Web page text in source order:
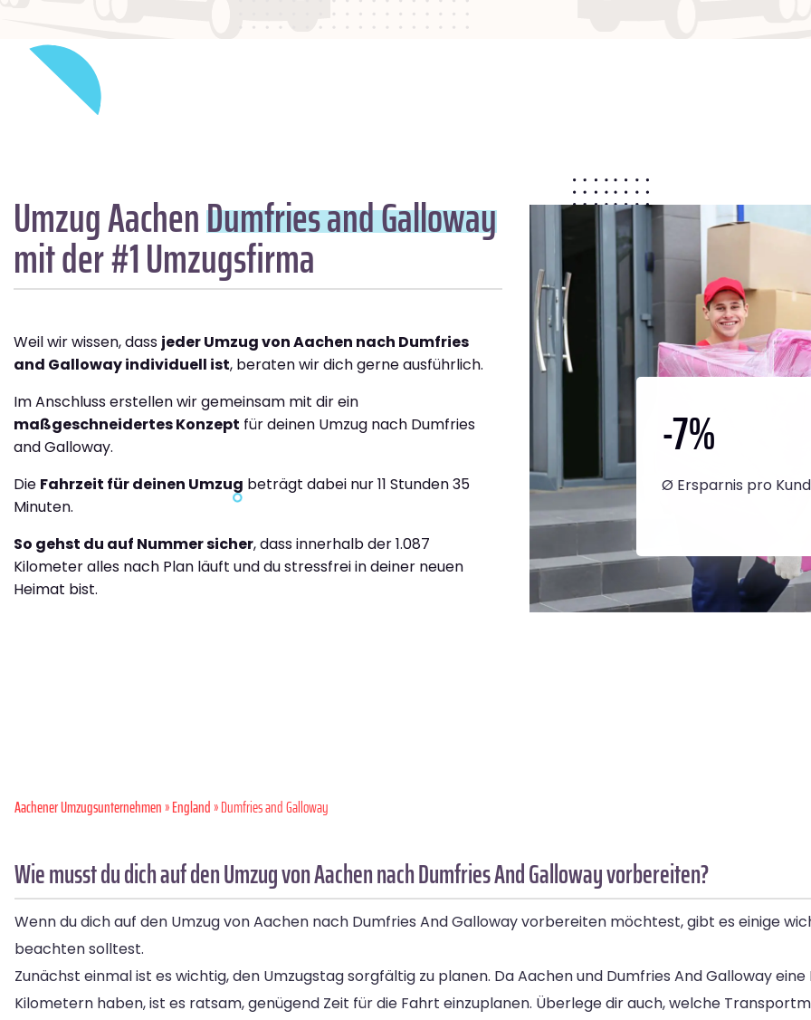
Umzug AachenDumfries and Galloway
mit der #1 Umzugsfirma
Weil wir wissen, dass jeder Umzug von Aachen nach Dumfries
and Galloway individuell ist, beraten wir dich gerne ausführlich.
Im Anschluss erstellen wir gemeinsam mit dir ein
maßgeschneidertes Konzept für deinen Umzug nach Dumfries
and Galloway.
Die Fahrzeit für deinen Umzug beträgt dabei nur 11 Stunden 35
Minuten.
So gehst du auf Nummer sicher, dass innerhalb der 1.087
Kilometer alles nach Plan läuft und du stressfrei in deiner neuen
Heimat bist.
-7%
Ø Ersparnis pro
Aachener Umzugsunternehmen»England» Dumfries and Galloway
Wie musst du dich auf den Umzug von Aachen nach Dumfries And Galloway vorbereiten?
Wenn du dich auf den Umzug von Aachen nach Dumfries And Galloway vorbereiten möchtest, gibt es einige
beachten solltest.
Zunächst einmal ist es wichtig, den Umzugstag sorgfältig zu planen. Da Aachen und Dumfries And Galloway
Kilometern haben, ist es ratsam, genügend Zeit für die Fahrt einzuplanen. Überlege dir auch, welche